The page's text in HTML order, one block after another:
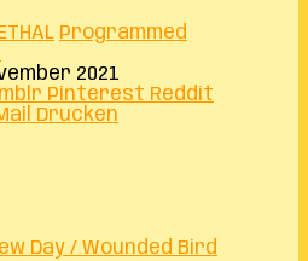
Programmed
2021
Pinterest Reddit
Drucken
Day / Wounded Bird